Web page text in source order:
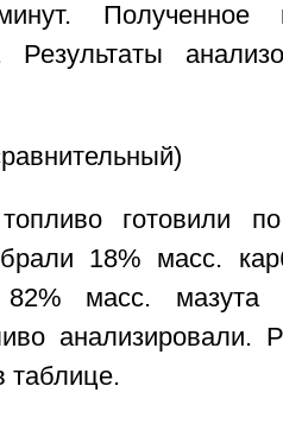
Полученное
Результаты
топливо готовили
18% масс.
масс. мазута
анализировали.
таблице.